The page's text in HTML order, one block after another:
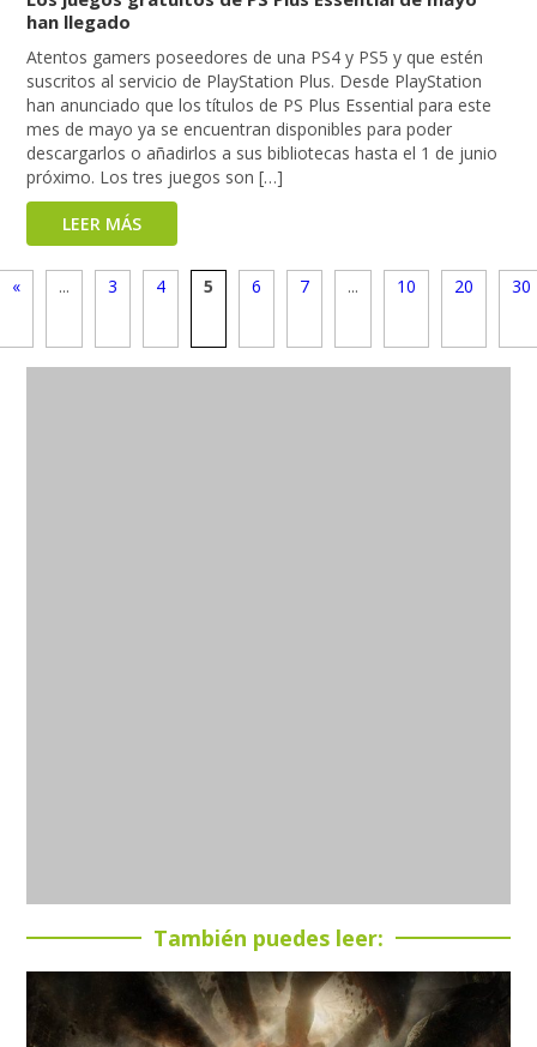
han llegado
Atentos gamers poseedores de una PS4 y PS5 y que estén
suscritos al servicio de PlayStation Plus. Desde PlayStation
han anunciado que los títulos de PS Plus Essential para este
mes de mayo ya se encuentran disponibles para poder
descargarlos o añadirlos a sus bibliotecas hasta el 1 de junio
próximo. Los tres juegos son […]
LEER MÁS
« ... 3 4 5 6 7 ... 10 20 30
También puedes leer: